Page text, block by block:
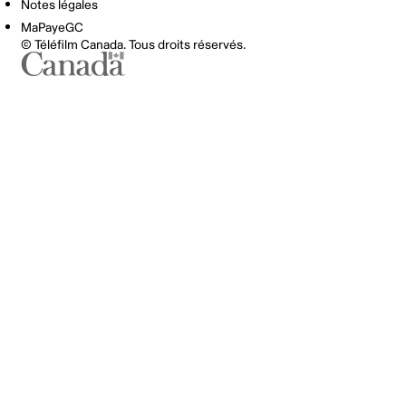
Notes légales
MaPayeGC
© Téléfilm Canada. Tous droits réservés.